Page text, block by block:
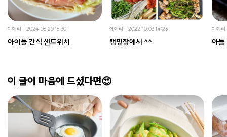
이혜리 2024.06.20 16:30
아이들 간식 샌드위치
이혜리 2022.10.03 14:23
캠핑장에서 ^^
이혜리
아들
이 글이 마음에 드셨다면😍